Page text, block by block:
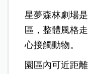
星夢森林劇場
區，整體風格
心接觸動物。
園區內可近距